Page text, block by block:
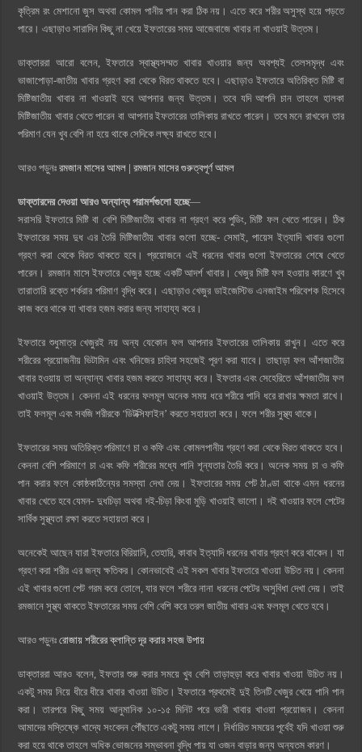
কৃত্রিম রং মেশানো জুস অথবা কোমল পানীয় পান করা ঠিক নয়। এতে করে শরীর অসুস্থ হয়ে পড়তে
পারে। এছাড়াও সারাদিন কিছু না খেয়ে ইফতারের সময় আজেবাজে খাবার না খাওয়াই উত্তম।
ডাক্তাররা আরো বলেন, ইফতারে স্বাস্থ্যসম্মত খাবার খাওয়ার জন্য অবশ্যই তেলসমৃদ্ধ এবং
ভাজাপোড়া-জাতীয় খাবার গ্রহণ করা থেকে বিরত থাকতে হবে। এছাড়াও ইফতারে অতিরিক্ত মিষ্টি বা
মিষ্টিজাতীয় খাবার না খাওয়াই হবে আপনার জন্য উত্তম। তবে যদি আপনি চান তাহলে হালকা
মিষ্টিজাতীয় খাবার খেতে পারেন বা আপনার ইফতারের তালিকায় রাখতে পারেন। তবে মনে রাখবেন তার
পরিমাণ যেন খুব বেশি না হয়ে থাকে সেদিকে লক্ষ্য রাখতে হবে।
আরও পড়ুনঃরমজান মাসের আমল | রমজান মাসের গুরুত্বপূর্ণ আমল
ডাক্তারদের দেওয়া আরও অন্যান্য পরামর্শগুলো হচ্ছে—
সরাসরি ইফতারে মিষ্টি বা বেশি মিষ্টিজাতীয় খাবার না গ্রহণ করে পুডিং, মিষ্টি ফল খেতে পারেন। ঠিক
ইফতারের সময় দুধ এর তৈরি মিষ্টিজাতীয় খাবার গুলো হচ্ছে- সেমাই, পায়েস ইত্যাদি খাবার গুলো
গ্রহণ করা থেকে বিরত থাকতে হবে। প্রয়োজনে এই ধরনের খাবার গুলো ইফতারের শেষে খেতে
পারেন। রমজান মাসে ইফতারে খেজুর হচ্ছে একটি আদর্শ খাবার। খেজুর মিষ্টি ফল হওয়ার কারণে খুব
তারাতারি রক্তে শর্করার পরিমাণ বৃদ্ধি করে। এছাড়াও খেজুর ডাইজেস্টিভ এনজাইম পরিবেশক হিসেবে
কাজ করে থাকে যা খাবার হজম করার জন্য সাহায্য করে।
ইফতারে শুধুমাত্র খেজুরই নয় অন্য যেকোন ফল আপনার ইফতারের তালিকায় রাখুন। এতে করে
শরীরের প্রয়োজনীয় ভিটামিন এবং খনিজের চাহিদা সহজেই পূরণ করা যাবে। তাছাড়া ফল আঁশজাতীয়
খাবার হওয়ায় তা অন্যান্য খাবার হজম করতে সাহায্য করে। ইফতার এবং সেহেরিতে আঁশজাতীয় ফল
খাওয়াই উত্তম। কেননা এই ধরনের ফলমূল অনেক সময় ধরে শরীরে পানি ধরে রাখার ক্ষমতা রাখে।
তাই ফলমূল এবং সবজি শরীরকে ‘ডিটক্সিফাইন’ করতে সহায়তা করে। ফলে শরীর সুস্থ্য থাকে।
ইফতারের সময় অতিরিক্ত পরিমাণে চা ও কফি এবং কোমলপানীয় গ্রহণ করা থেকে বিরত থাকতে হবে।
কেননা বেশি পরিমাণে চা এবং কফি শরীরের মধ্যে পানি শূন্যতার তৈরি করে। অনেক সময় চা ও কফি
পান করার ফলে কোষ্ঠকাঠিন্যের সমস্যা দেখা দেয়। ইফতারের সময় পেট ঠাণ্ডা থাকে এমন ধরনের
খাবার খেতে হবে যেমন- দুধচিড়া অথবা দই-চিড়া কিংবা মুড়ি খাওয়াই ভালো। দই খাওয়ার ফলে পেটের
সার্বিক সুস্থ্যতা রক্ষা করতে সহায়তা করে।
অনেকেই আছেন যারা ইফতারে বিরিয়ানি, তেহারি, কাবাব ইত্যাদি ধরনের খাবার গ্রহণ করে থাকেন। যা
গ্রহণ করা শরীর এর জন্য ক্ষতিকর। কোনভাবেই এই সকল খাবার ইফতারে খাওয়া উচিত নয়। কেননা
এই খাবার গুলো পেট গরম করে তোলে, যার ফলে শরীরে নানা ধরনের পেটের অসুবিধা দেখা দেয়। তাই
রমজানে সুস্থ্য থাকতে ইফতারের সময় বেশি বেশি করে তরল জাতীয় খাবার এবং ফলমূল খেতে হবে।
আরও পড়ুনঃরোজায় শরীরের ক্লান্তি দূর করার সহজ উপায়
ডাক্তাররা আরও বলেন, ইফতার শুরু করার সময়ে খুব বেশি তাড়াহুড়া করে খাবার খাওয়া উচিত নয়।
একটু সময় নিয়ে ধীরে ধীরে খাবার খাওয়া উচিত। ইফতারে প্রথমেই দুই তিনটি খেজুর খেয়ে পানি পান
করা। তারপরে কিছু সময় আনুমানিক ১০-১৫ মিনিট পরে ভারী খাবার খাওয়া প্রয়োজন। কেননা
আমাদের মস্তিষ্কে খাদ্যে সংবেদন পৌঁছাতে একটু সময় লাগে। নির্ধারিত সময়ের পূর্বেই যদি খাওয়া শুরু
করা হয়ে থাকে তাহলে অধিক ভোজনের সম্ভাবনা বৃদ্ধি পায় যা ওজন বাড়ার জন্য অন্যতম কারণ।